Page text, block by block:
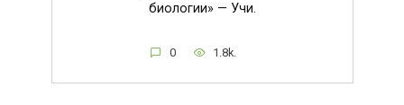
биологии» — Учи.
0 1.8k.